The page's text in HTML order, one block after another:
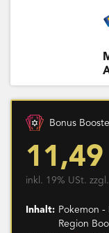
Bonus
11,49
inkl. 19% USt. zzgl.
Inhalt: Pokemon -
Region